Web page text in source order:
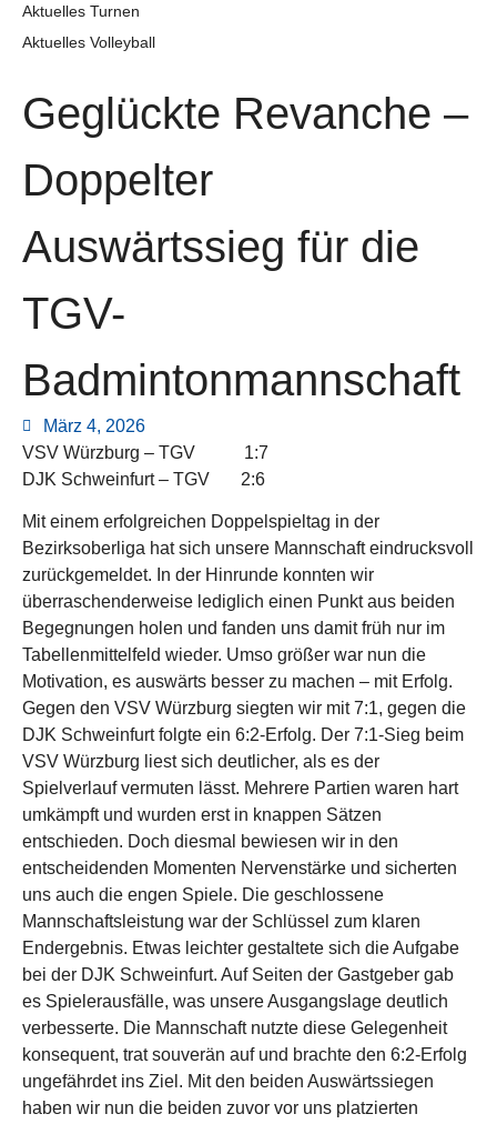
Aktuelles Turnen
Aktuelles Volleyball
Geglückte Revanche –
Doppelter
Auswärtssieg für die
TGV-
Badmintonmannschaft
März 4, 2026
VSV Würzburg – TGV 1:7
DJK Schweinfurt – TGV 2:6
Mit einem erfolgreichen Doppelspieltag in der
Bezirksoberliga hat sich unsere Mannschaft eindrucksvoll
zurückgemeldet. In der Hinrunde konnten wir
überraschenderweise lediglich einen Punkt aus beiden
Begegnungen holen und fanden uns damit früh nur im
Tabellenmittelfeld wieder. Umso größer war nun die
Motivation, es auswärts besser zu machen – mit Erfolg.
Gegen den VSV Würzburg siegten wir mit 7:1, gegen die
DJK Schweinfurt folgte ein 6:2-Erfolg. Der 7:1-Sieg beim
VSV Würzburg liest sich deutlicher, als es der
Spielverlauf vermuten lässt. Mehrere Partien waren hart
umkämpft und wurden erst in knappen Sätzen
entschieden. Doch diesmal bewiesen wir in den
entscheidenden Momenten Nervenstärke und sicherten
uns auch die engen Spiele. Die geschlossene
Mannschaftsleistung war der Schlüssel zum klaren
Endergebnis. Etwas leichter gestaltete sich die Aufgabe
bei der DJK Schweinfurt. Auf Seiten der Gastgeber gab
es Spielerausfälle, was unsere Ausgangslage deutlich
verbesserte. Die Mannschaft nutzte diese Gelegenheit
konsequent, trat souverän auf und brachte den 6:2-Erfolg
ungefährdet ins Ziel. Mit den beiden Auswärtssiegen
haben wir nun die beiden zuvor vor uns platzierten